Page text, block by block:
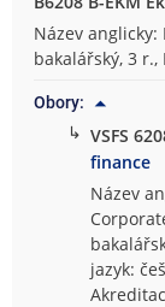
Název
bakalářský, 3 r.,
Obory:
↳ VSFS
finance
Název
jazyk: